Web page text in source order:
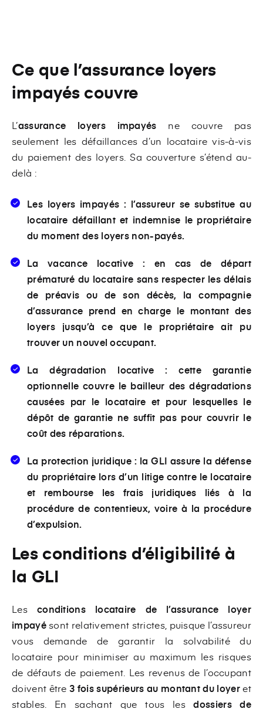
Ce que l’assurance loyers
impayés couvre
L’assurance loyers impayés ne couvre pas
seulement les défaillances d’un locataire vis-à-vis
du paiement des loyers. Sa couverture s’étend au-
delà :
Les loyers impayés : l’assureur se substitue au
locataire défaillant et indemnise le propriétaire
du moment des loyers non-payés.
La vacance locative : en cas de départ
prématuré du locataire sans respecter les délais
de préavis ou de son décès, la compagnie
d’assurance prend en charge le montant des
loyers jusqu’à ce que le propriétaire ait pu
trouver un nouvel occupant.
La dégradation locative : cette garantie
optionnelle couvre le bailleur des dégradations
causées par le locataire et pour lesquelles le
dépôt de garantie ne suffit pas pour couvrir le
coût des réparations.
La protection juridique: la GLI assure la défense
du propriétaire lors d’un litige contre le locataire
et rembourse les frais juridiques liés à la
procédure de contentieux, voire à la procédure
d’expulsion.
Les conditions d’éligibilité à
la GLI
Les conditions locataire de l’assurance loyer
impayésont relativement strictes, puisque l’assureur
vous demande de garantir la solvabilité du
locataire pour minimiser au maximum les risques
de défauts de paiement. Les revenus de l’occupant
doivent être3 fois supérieurs au montant du loyeret
stables. En sachant que tous lesdossiers de